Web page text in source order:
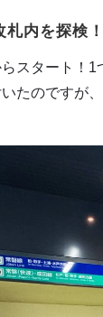
内を探検！
スタート！
たのですが